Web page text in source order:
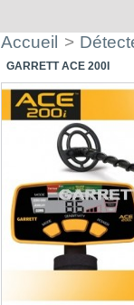
Accueil >
GARRETT ACE 200I